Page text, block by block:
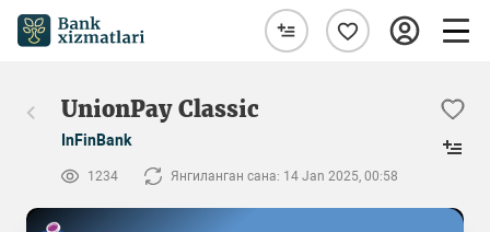
UnionPay Classic
InFinBank
1234 Янгиланган сана: 14 Jan 2025, 00:58